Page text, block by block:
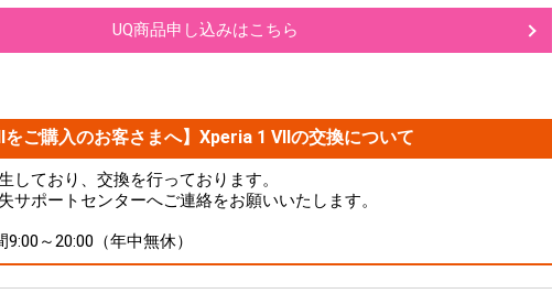
UQ商品申し込みはこちら
をご購入のお客さまへ】Xperia 1 VIIの交換について
しており、交換を行っております。
サポートセンターへご連絡をお願いいたします。
～20:00（年中無休）